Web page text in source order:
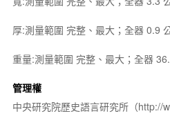
厚:測量範圍 完整、最大；全器 0.9
重量:測量範圍 完整、最大；全器
管理權
中央研究院歷史語言研究所（http://